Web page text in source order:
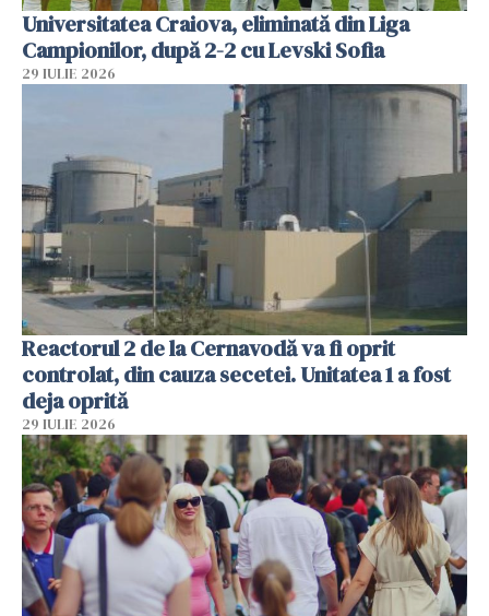
Universitatea Craiova, eliminată din Liga
Campionilor, după 2-2 cu Levski Sofia
29 IULIE 2026
Reactorul 2 de la Cernavodă va fi oprit
controlat, din cauza secetei. Unitatea 1 a fost
deja oprită
29 IULIE 2026